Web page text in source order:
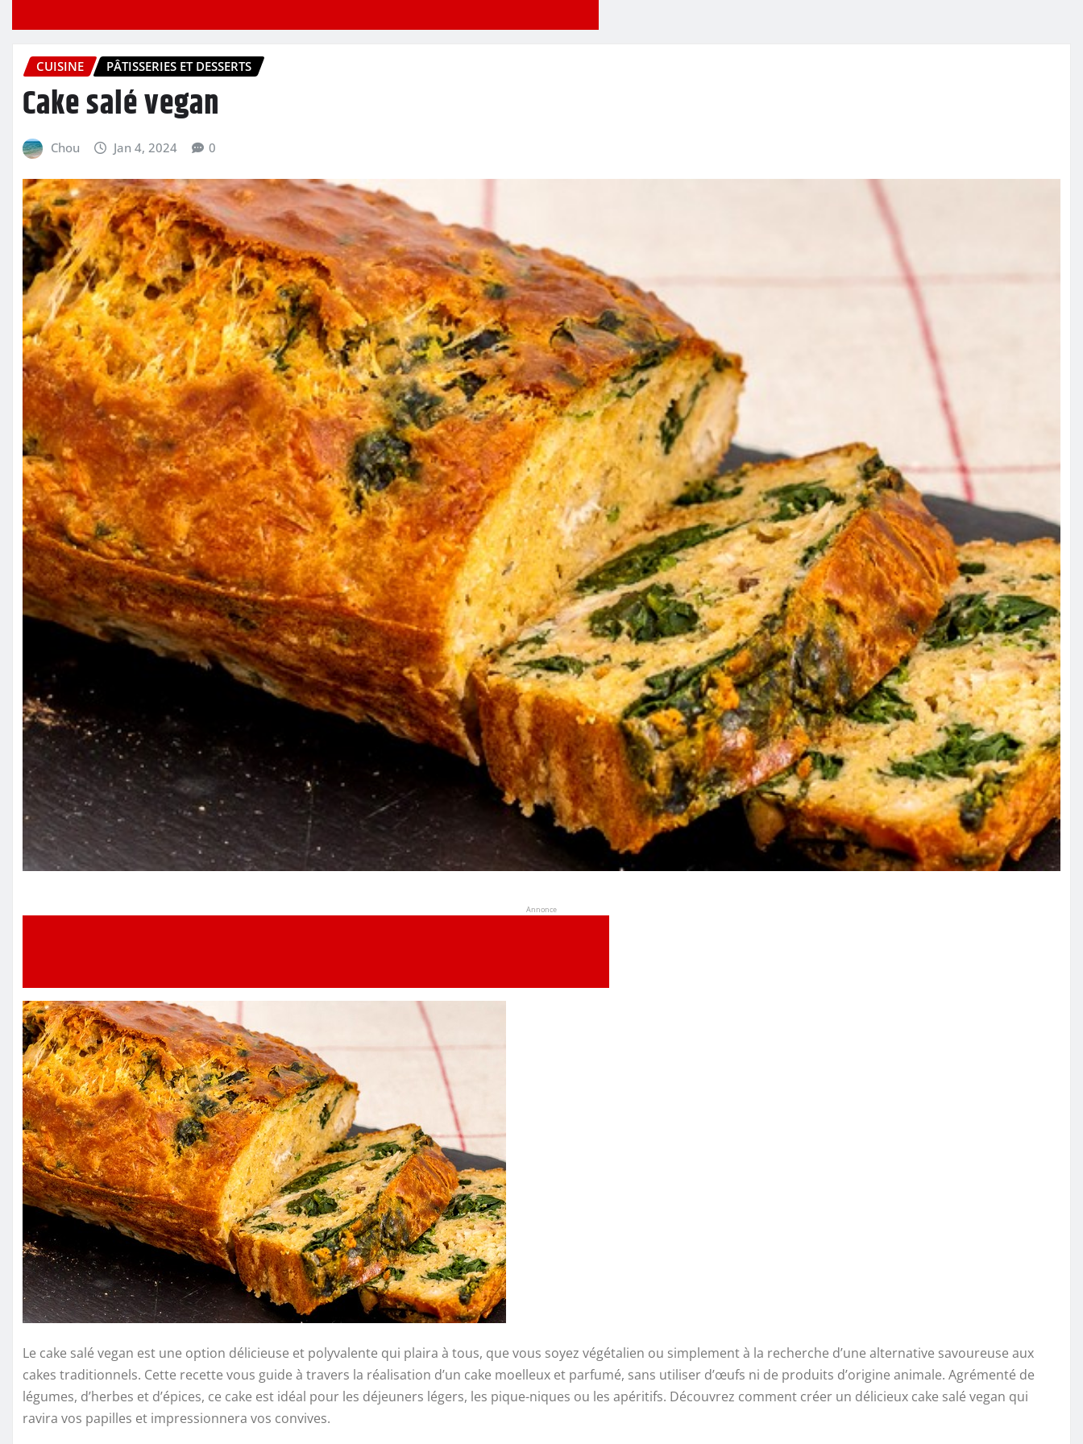
CUISINE PÂTISSERIES ET DESSERTS
Cake salé vegan
Chou Jan 4, 2024 0
Annonce
Le cake salé vegan est une option délicieuse et polyvalente qui plaira à tous, que vous soyez végétalien ou simplement à la recherche d’une alternative savoureuse aux
cakes traditionnels. Cette recette vous guide à travers la réalisation d’un cake moelleux et parfumé, sans utiliser d’œufs ni de produits d’origine animale. Agrémenté de
légumes, d’herbes et d’épices, ce cake est idéal pour les déjeuners légers, les pique-niques ou les apéritifs. Découvrez comment créer un délicieux cake salé vegan qui
ravira vos papilles et impressionnera vos convives.